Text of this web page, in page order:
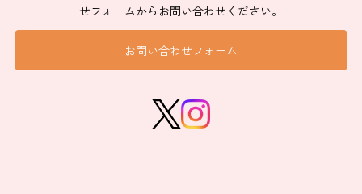
せフォームからお問い合わせください。
お問い合わせフォーム